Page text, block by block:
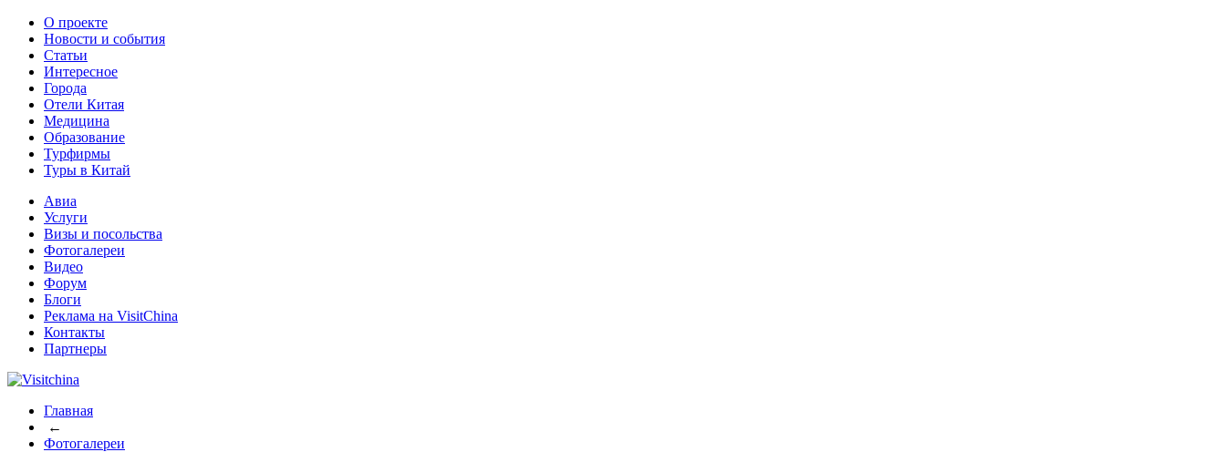
О проекте
Новости и события
Статьи
Интересное
Города
Отели Китая
Медицина
Образование
Турфирмы
Туры в Китай
Авиа
Услуги
Визы и посольства
Фотогалереи
Видео
Форум
Блоги
Реклама на VisitChina
Контакты
Партнеры
Главная
←
Фотогалереи